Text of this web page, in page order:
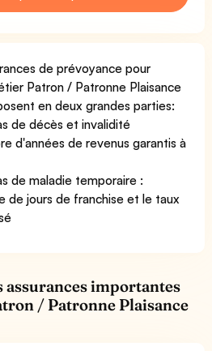
de prévoyance pour
Patron / Patronne Plaisance
en deux grandes parties:
de décès et invalidité
d'années de revenus garantis à
de maladie temporaire :
de jours de franchise et le taux
assurances importantes
/ Patronne Plaisance